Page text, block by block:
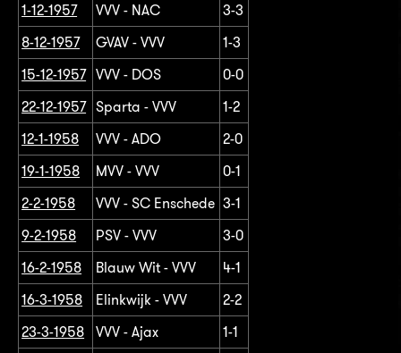
1-12-1957
VVV - NAC
3-3
8-12-1957
GVAV - VVV
1-3
15-12-1957 VVV - DOS
0-0
22-12-1957 Sparta - VVV
1-2
12-1-1958
VVV - ADO
2-0
19-1-1958
MVV - VVV
0-1
2-2-1958
VVV - SC Enschede 3-1
9-2-1958
PSV - VVV
3-0
16-2-1958
Blauw Wit - VVV
4-1
16-3-1958
Elinkwijk - VVV
2-2
23-3-1958
VVV - Ajax
1-1